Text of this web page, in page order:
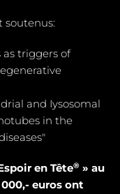
soutenus:
triggers of
and Iysosomal
in the
en Tête® » au
euros ont